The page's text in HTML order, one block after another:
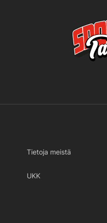
Tietoja meistä
UKK